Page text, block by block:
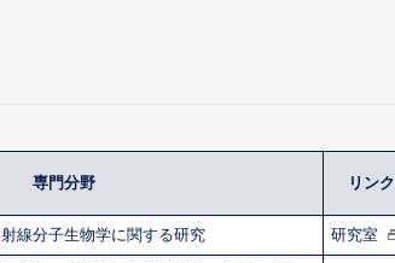
専門分野 リンク
線分子生物学に関する研究 研究室